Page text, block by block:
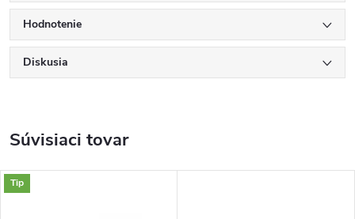
Hodnotenie
Diskusia
Súvisiaci tovar
Tip